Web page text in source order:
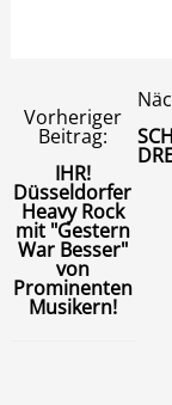
Vorheriger
Beitrag:
IHR!
Düsseldorfer
Heavy Rock
mit "Gestern
War Besser"
von
Prominenten
Musikern!